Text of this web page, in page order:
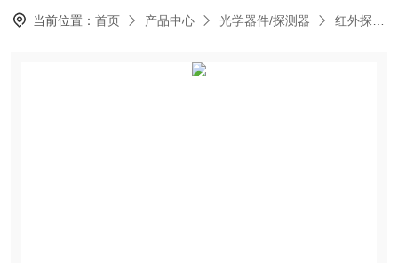
当前位置：首页 产品中心 光学器件/探测器 红外探测器